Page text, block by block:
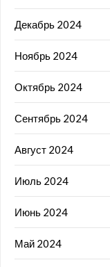
Декабрь 2024
Ноябрь 2024
Октябрь 2024
Сентябрь 2024
Август 2024
Июль 2024
Июнь 2024
Май 2024